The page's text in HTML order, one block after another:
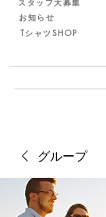
お知らせ
TシャツSHOP
グループ